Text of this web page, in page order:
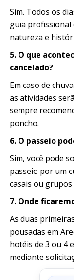
Sim. Todos os
guia profissional
natureza e
5. O que
cancelado?
Em caso de
as atividades
sempre
poncho.
6. O passeio
Sim, você pode
passeio por um
casais ou grupos
7. Onde
As duas
pousadas em
hotéis de 3 ou 4
mediante